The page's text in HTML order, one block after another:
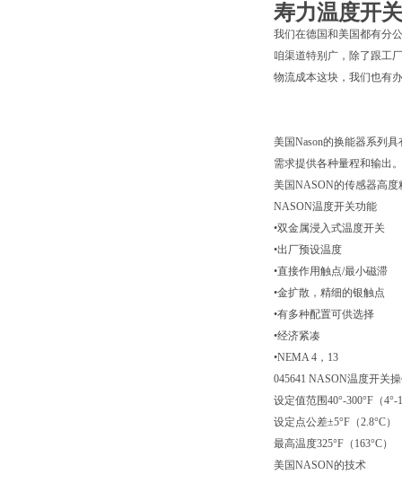
寿力温度开
我们在德国和美国都有分
咱渠道特别广，除了跟工
物流成本这块，我们也有
美国Nason的换能器系列
需求提供各种量程和输出。
美国NASON的传感器高
NASON温度开关功能
•双金属浸入式温度开关
•出厂预设温度
•直接作用触点/最小磁滞
•金扩散，精细的银触点
•有多种配置可供选择
•经济紧凑
•NEMA 4，13
045641 NASON温度开关
设定值范围40°-300°F（4°-
设定点公差±5°F（2.8°C）
最高温度325°F（163°C）
美国NASON的技术